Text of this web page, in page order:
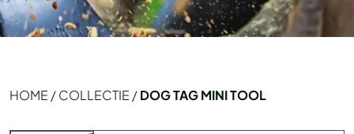
HOME /COLLECTIE /DOG TAG MINI TOOL